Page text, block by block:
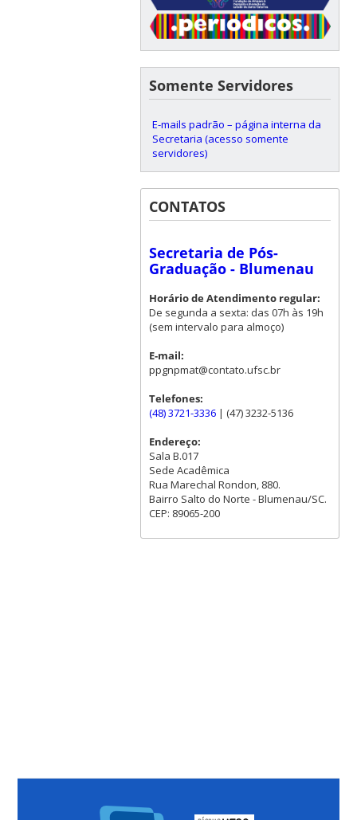
Somente Servidores
E-mails padrão – página interna da
Secretaria (acesso somente
servidores)
CONTATOS
Secretaria de Pós-
Graduação - Blumenau
Horário de Atendimento regular:
De segunda a sexta: das 07h às 19h
(sem intervalo para almoço)
E-mail:
ppgnpmat@contato.ufsc.br
Telefones:
(48) 3721-3336| (47) 3232-5136
Endereço:
Sala B.017
Sede Acadêmica
Rua Marechal Rondon, 880.
Bairro Salto do Norte - Blumenau/SC.
CEP: 89065-200